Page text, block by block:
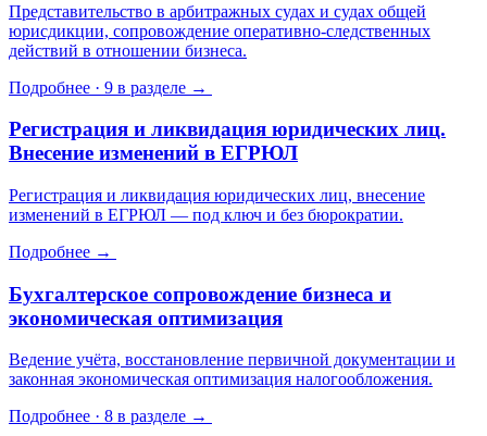
Представительство в арбитражных судах и судах общей
юрисдикции, сопровождение оперативно-следственных
действий в отношении бизнеса.
Подробнее · 9 в разделе →
Регистрация и ликвидация юридических лиц.
Внесение изменений в ЕГРЮЛ
Регистрация и ликвидация юридических лиц, внесение
изменений в ЕГРЮЛ — под ключ и без бюрократии.
Подробнее →
Бухгалтерское сопровождение бизнеса и
экономическая оптимизация
Ведение учёта, восстановление первичной документации и
законная экономическая оптимизация налогообложения.
Подробнее · 8 в разделе →